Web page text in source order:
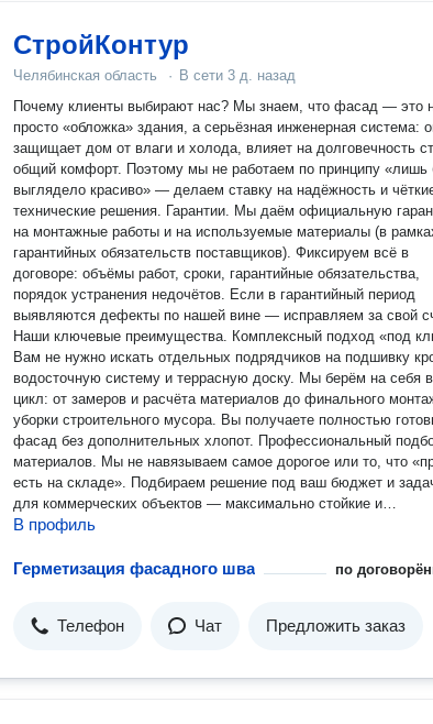
СтройКонтур
Челябинская область · В сети 3 д. назад
Почему клиенты выбирают нас? Мы знаем, что фасад — это не
просто «обложка» здания, а серьёзная инженерная система:
защищает дом от влаги и холода, влияет на долговечность
общий комфорт. Поэтому мы не работаем по принципу «лишь
выглядело красиво» — делаем ставку на надёжность и
технические решения. Гарантии. Мы даём официальную гарантию
на монтажные работы и на используемые материалы (в
гарантийных обязательств поставщиков). Фиксируем всё в
договоре: объёмы работ, сроки, гарантийные обязательства,
порядок устранения недочётов. Если в гарантийный период
выявляются дефекты по нашей вине — исправляем за свой
Наши ключевые преимущества. Комплексный подход «под ключ».
Вам не нужно искать отдельных подрядчиков на подшивку
водосточную систему и террасную доску. Мы берём на себя
цикл: от замеров и расчёта материалов до финального
уборки строительного мусора. Вы получаете полностью
фасад без дополнительных хлопот. Профессиональный подбор
материалов. Мы не навязываем самое дорогое или то, что
есть на складе». Подбираем решение под ваш бюджет и
для коммерческих объектов — максимально стойкие и
презентабельные материалы, для частных домов — баланс
Работаем по проверенным технологическим картам,
проводим промежуточный контроль. Прозрачная смета. Никаких
В профиль
Герметизация фасадного шва по
Телефон Чат Предложить заказ